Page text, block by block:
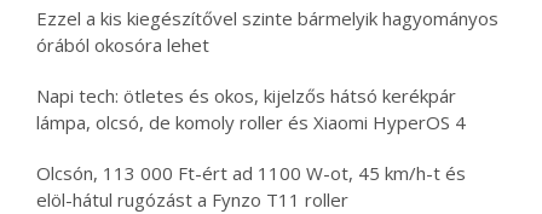
Ezzel a kis kiegészítővel szinte bármelyik hagyományos
órából okosóra lehet
Napi tech: ötletes és okos, kijelzős hátsó kerékpár
lámpa, olcsó, de komoly roller és Xiaomi HyperOS 4
Olcsón, 113 000 Ft-ért ad 1100 W-ot, 45 km/h-t és
elöl-hátul rugózást a Fynzo T11 roller